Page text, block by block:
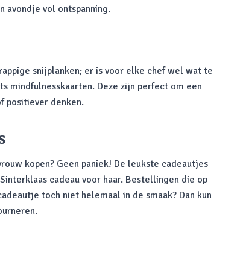
avondje vol ontspanning.
snijplanken; er is voor elke chef wel wat te
mindfulnesskaarten. Deze zijn perfect om een
positiever denken.
kopen? Geen paniek! De leukste cadeautjes
cadeau voor haar. Bestellingen die op
toch niet helemaal in de smaak? Dan kun